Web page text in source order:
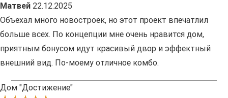
Матвей 22.12.2025
Объехал много новостроек, но этот проект впечатлил
больше всех. По концепции мне очень нравится дом,
приятным бонусом идут красивый двор и эффектный
внешний вид. По-моему отличное комбо.
Дом "Достижение"